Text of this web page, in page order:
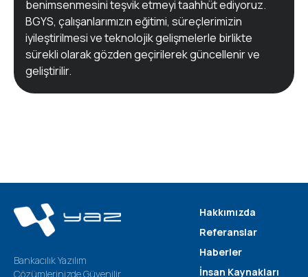
benimsenmesini teşvik etmeyi taahhüt ediyoruz.
BGYS, çalışanlarımızın eğitimi, süreçlerimizin
iyileştirilmesi ve teknolojik gelişmelerle birlikte
sürekli olarak gözden geçirilerek güncellenir ve
geliştirilir.
Bankacılık Yazılım
Çözümlerinizde Güvenilir
Hakkımızda
Referanslar
Haberler
İnsan Kaynakları